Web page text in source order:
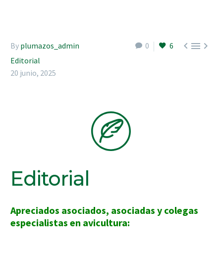
0 6 
By plumazos_admin
Editorial
20 junio, 2025
Editorial
Apreciados asociados, asociadas y colegas
especialistas en avicultura: